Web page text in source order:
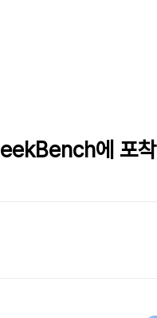
에 포착